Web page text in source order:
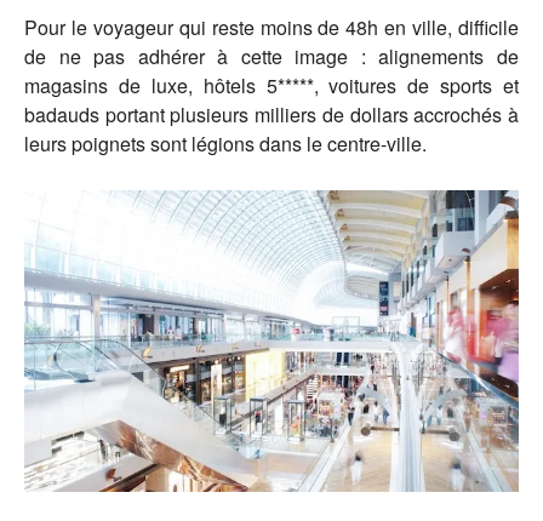
Pour le voyageur qui reste moins de 48h en ville, difficile
de ne pas adhérer à cette image : alignements de
magasins de luxe, hôtels 5*****, voitures de sports et
badauds portant plusieurs milliers de dollars accrochés à
leurs poignets sont légions dans le centre-ville.